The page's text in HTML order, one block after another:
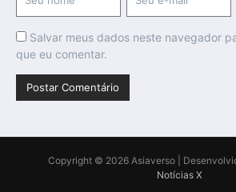
Salvar meus dados neste navegador
que eu comentar.
Copyright © 2026 Asiaverso |
Notícias X